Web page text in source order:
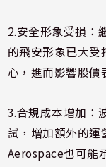
2.安全形象受損：
的飛安形象已大
心，進而影響股價
3.合規成本增加：
試，增加額外的
Aerospace也可能